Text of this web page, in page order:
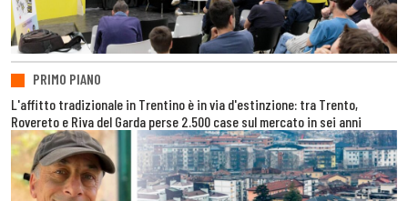
PRIMO PIANO
L'affitto tradizionale in Trentino è in via d'estinzione: tra Trento,
Rovereto e Riva del Garda perse 2.500 case sul mercato in sei anni